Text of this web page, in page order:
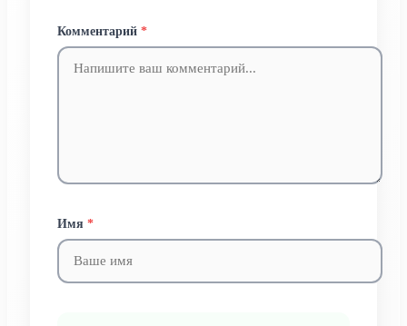
Комментарий *
Имя *